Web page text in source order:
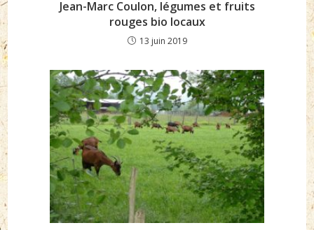
Jean-Marc Coulon, légumes et fruits
rouges bio locaux
13 juin 2019